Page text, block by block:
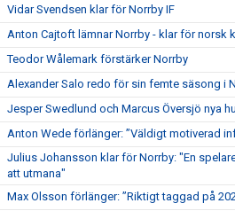
Vidar Svendsen klar för Norrby IF
Anton Cajtoft lämnar Norrby - klar för norsk
Teodor Wålemark förstärker Norrby
Alexander Salo redo för sin femte säsong i
Jesper Swedlund och Marcus Översjö nya
Anton Wede förlänger: ”Väldigt motiverad
Julius Johansson klar för Norrby: "En
att utmana"
Max Olsson förlänger: ”Riktigt taggad på